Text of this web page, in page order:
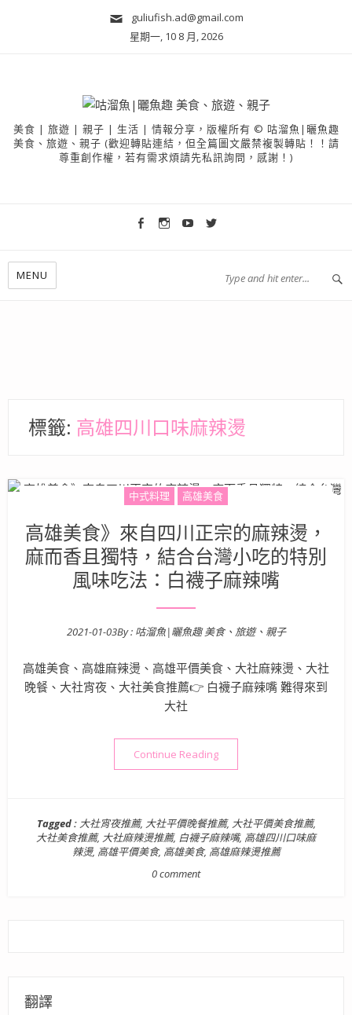
guliufish.ad@gmail.com
星期一, 10 8 月, 2026
美食 | 旅遊 | 親子 | 生活 | 情報分享，版權所有 © 咕溜魚|曬魚趣
美食、旅遊、親子 (歡迎轉貼連結，但全篇圖文嚴禁複製轉貼！！請
尊重創作權，若有需求煩請先私訊詢問，感謝！)
MENU
標籤: 高雄四川口味麻辣燙
中式料理 高雄美食
高雄美食》來自四川正宗的麻辣燙，
麻而香且獨特，結合台灣小吃的特別
風味吃法：白襪子麻辣嘴
Posted on
2021-01-03By : 咕溜魚|曬魚趣 美食、旅遊、親子
高雄美食、高雄麻辣燙、高雄平價美食、大社麻辣燙、大社
晚餐、大社宵夜、大社美食推薦👉 白襪子麻辣嘴 難得來到
大社
Continue Reading“高雄美食》來自四川正宗的
Tagged : 大社宵夜推薦, 大社平價晚餐推薦, 大社平價美食推薦,
大社美食推薦, 大社麻辣燙推薦, 白襪子麻辣嘴, 高雄四川口味麻
辣燙, 高雄平價美食, 高雄美食, 高雄麻辣燙推薦
0 comment
翻譯